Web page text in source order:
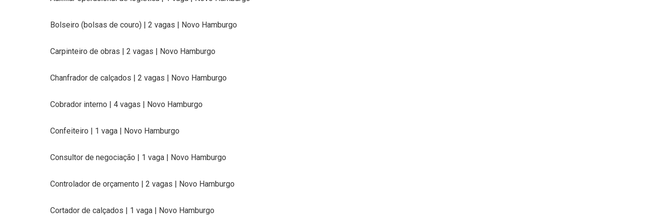
Bolseiro (bolsas de couro) | 2 vagas | Novo Hamburgo
Carpinteiro de obras | 2 vagas | Novo Hamburgo
Chanfrador de calçados | 2 vagas | Novo Hamburgo
Cobrador interno | 4 vagas | Novo Hamburgo
Confeiteiro | 1 vaga | Novo Hamburgo
Consultor de negociação | 1 vaga | Novo Hamburgo
Controlador de orçamento | 2 vagas | Novo Hamburgo
Cortador de calçados | 1 vaga | Novo Hamburgo